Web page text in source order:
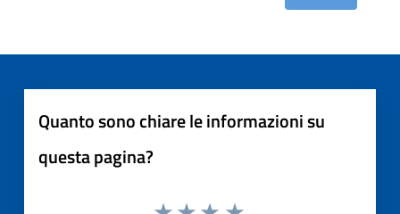
Quanto sono chiare le informazioni su
questa pagina?